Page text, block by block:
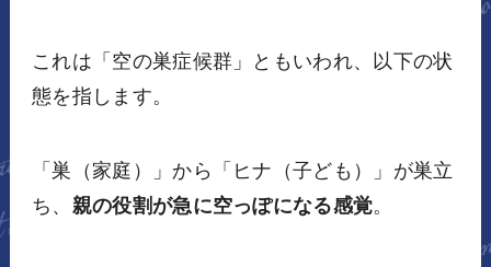
これは「空の巣症候群」ともいわれ、以下の状
態を指します。
「巣（家庭）」から「ヒナ（子ども）」が巣立
ち、 親の役割が急に空っぽになる感覚。